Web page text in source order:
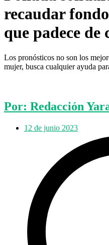
recaudar
que padece de
Los pronósticos no son los
mujer, busca cualquier ayuda
Por: Redacción
12 de junio 2023